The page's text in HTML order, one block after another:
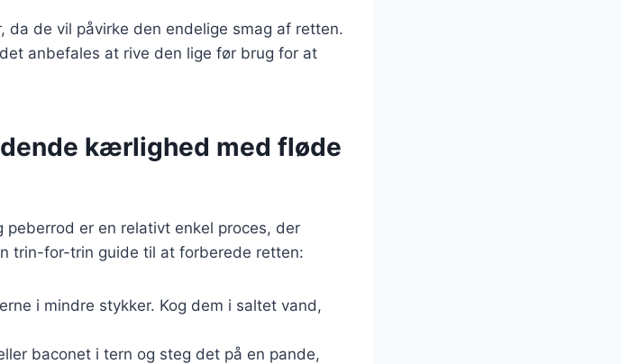
de vil påvirke den endelige smag af retten.
anbefales at rive den lige før brug for at
kærlighed med fløde
er en relativt enkel proces, der
trin-for-trin guide til at forberede retten:
i mindre stykker. Kog dem i saltet vand,
baconet i tern og steg det på en pande,